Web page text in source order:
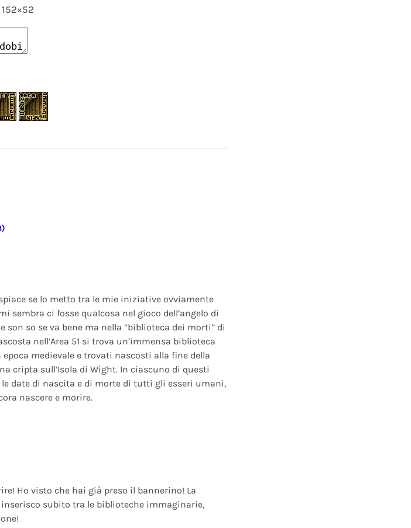
152×52
se lo metto tra le mie iniziative ovviamente
sembra ci fosse qualcosa nel gioco dell’angelo di
son so se va bene ma nella “biblioteca dei morti” di
nell’Area 51 si trova un’immensa biblioteca
medievale e trovati nascosti alla fine della
cripta sull’Isola di Wight. In ciascuno di questi
date di nascita e di morte di tutti gli esseri umani,
nascere e morire.
Ho visto che hai già preso il bannerino! La
subito tra le biblioteche immaginarie,